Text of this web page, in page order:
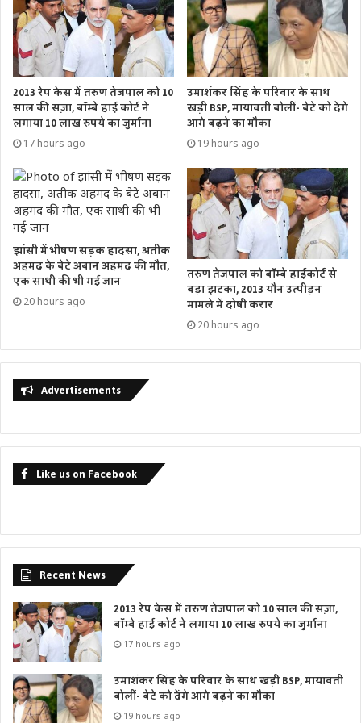
2013 रेप केस में तरुण तेजपाल को 10
साल की सज़ा, बॉम्बे हाई कोर्ट ने
लगाया 10 लाख रुपये का जुर्माना
17 hours ago
उमाशंकर सिंह के परिवार के साथ
खड़ी BSP, मायावती बोलीं- बेटे को देंगे
आगे बढ़ने का मौका
19 hours ago
झांसी में भीषण सड़क हादसा, अतीक
अहमद के बेटे अबान अहमद की मौत,
एक साथी की भी गई जान
20 hours ago
तरुण तेजपाल को बॉम्बे हाईकोर्ट से
बड़ा झटका, 2013 यौन उत्पीड़न
मामले में दोषी करार
20 hours ago
Advertisements
Like us on Facebook
Recent News
2013 रेप केस में तरुण तेजपाल को 10 साल की सज़ा,
बॉम्बे हाई कोर्ट ने लगाया 10 लाख रुपये का जुर्माना
17 hours ago
उमाशंकर सिंह के परिवार के साथ खड़ी BSP, मायावती
बोलीं- बेटे को देंगे आगे बढ़ने का मौका
19 hours ago